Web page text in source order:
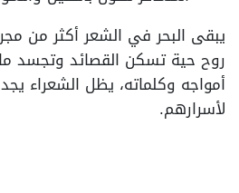
يبقى البحر في الشعر أكثر من
روح حية تسكن القصائد وتجسد
أمواجه وكلماته، يظل الشعراء
لأسرارهم.